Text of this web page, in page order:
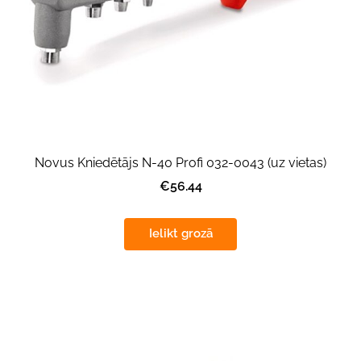
Novus Kniedētājs N-40 Profi 032-0043 (uz vietas)
€56.44
Ielikt grozā